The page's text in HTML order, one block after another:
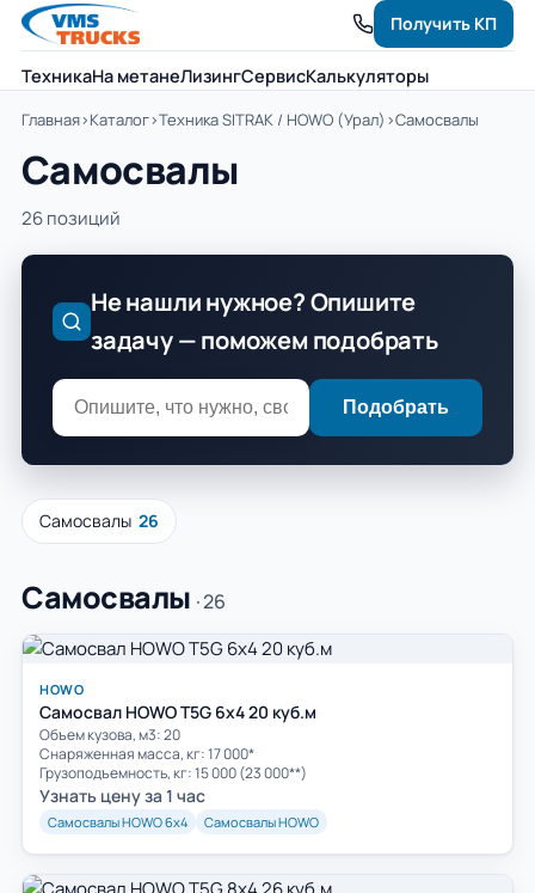
ТехникаНа метанеЛизингСервисКалькуляторы
Получить КП
Главная›Каталог›Техника SITRAK / HOWO (Урал) ›Самосвалы
Самосвалы
26 позиций
Не нашли нужное? Опишите
задачу — поможем подобрать
Подобрать
Самосвалы 26
Самосвалы · 26
HOWO
Самосвал HOWO T5G 6x4 20 куб.м
Объем кузова, м3: 20
Cнаряженная масса, кг: 17 000*
Грузоподъемность, кг: 15 000 (23 000**)
Узнать цену за 1 час
Самосвалы HOWO 6х4 Самосвалы HOWO